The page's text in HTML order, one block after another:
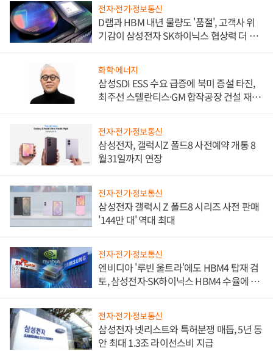
전자·전기·정보통신
D램과 HBM 내년 물량도 '품절', 고객사 위
기감이 삼성전자 SK하이닉스 협상력 더 키
화학·에너지
삼성SDI ESS 수요 급증에 북미 증설 타진,
최주선 스텔란티스·GM 합작공장 건설 재추
전자·전기·정보통신
삼성전자, 갤럭시Z 폴드8 사전예약 개통 8
월31일까지 연장
전자·전기·정보통신
삼성전자 갤럭시 Z 폴드8 시리즈 사전 판매
'144만 대' 역대 최대
전자·전기·정보통신
엔비디아 '루빈 울트라'에도 HBM4 탑재 검
토, 삼성전자·SK하이닉스 HBM4 수율에 주
전자·전기·정보통신
삼성전자 넷리스트와 특허분쟁 매듭, 5년 동
안 최대 1.3조 라이선스비 지급